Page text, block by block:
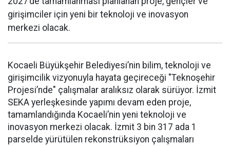
girişimciler için yeni bir teknoloji ve inovasyon
merkezi olacak.
Kocaeli Büyükşehir Belediyesi’nin bilim, teknoloji ve
girişimcilik vizyonuyla hayata geçireceği "Teknoşehir
Projesi’nde" çalışmalar aralıksız olarak sürüyor. İzmit
SEKA yerleşkesinde yapımı devam eden proje,
tamamlandığında Kocaeli’nin yeni teknoloji ve
inovasyon merkezi olacak. İzmit 3 bin 317 ada 1
parselde yürütülen rekonstrüksiyon çalışmaları